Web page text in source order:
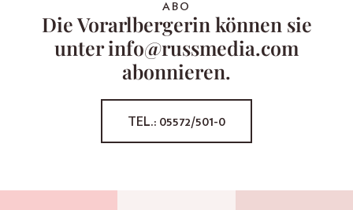
ABO
Die Vorarlbergerin können sie
unter info@russmedia.com
abonnieren.
TEL.: 05572/501-0